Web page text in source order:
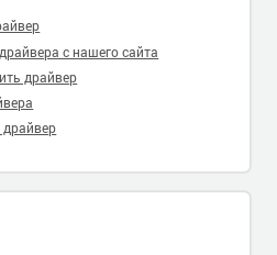
с нашего сайта
драйвер
драйвер